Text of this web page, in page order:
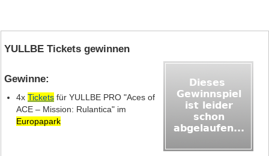
YULLBE Tickets gewinnen
Gewinne:
4x Tickets für YULLBE PRO "Aces of
ACE – Mission: Rulantica" im
Europapark